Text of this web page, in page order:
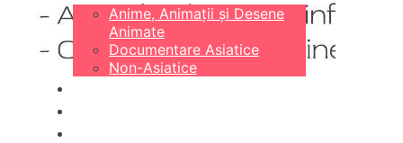
Anime, Animații și Desene
Animate
Documentare Asiatice
Non-Asiatice